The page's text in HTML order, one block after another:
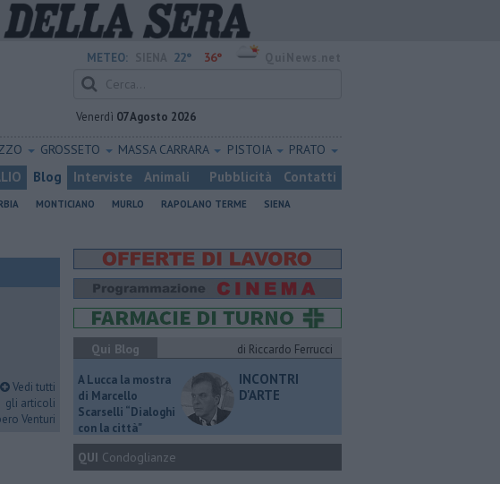
METEO: 22° 36°
Venerdì 07 Agosto 2026
GROSSETO MASSA CARRARA PISTOIA PRATO
Blog Interviste Animali Pubblicità Contatti
MONTICIANO MURLO RAPOLANO TERME
SIENA
Vedi tutti
gli articoli
Venturi
Qui Blog
di Riccardo Ferrucci
A Lucca la mostra
di Marcello
Scarselli “Dialoghi
con la città"
INCONTRI
D'ARTE
QUI Condoglianze